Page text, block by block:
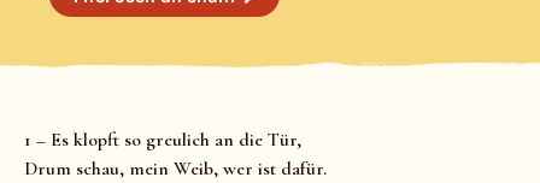
1 – Es klopft so greulich an die Tür,
Drum schau, mein Weib, wer ist dafür.